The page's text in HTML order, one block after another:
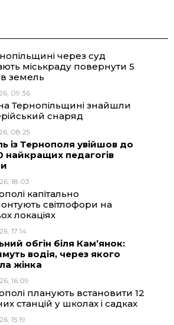
e
r
a
t
p
через суд
міськраду повернути 5
земель
09:36
Тернопільщині знайшли
снаряд
08:25
із Тернополя увійшов до
найкращих педагогів
18:03
капітально
світлофори на
локаціях
17:14
обгін біля Кам’янок:
водія, через якого
жінка
16:09
планують встановити 12
станцій у школах і садках
15:19